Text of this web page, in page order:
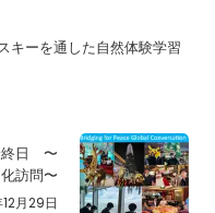
キーを通した自然体験学習
終日 〜
訪問〜
月29日